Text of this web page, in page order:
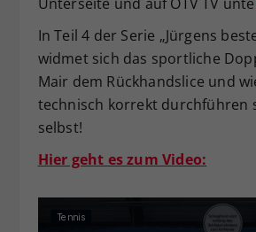
In Teil 4 der Serie „Jürgens
widmet sich das sportliche
Mair dem Rückhandslice und
technisch korrekt durchführen
selbst!
Hier geht es zum Video: